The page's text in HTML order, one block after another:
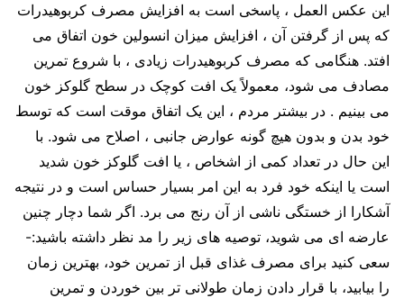
این عکس العمل ، پاسخی است به افزایش مصرف کربوهیدرات
که پس از گرفتن آن ، افزایش میزان انسولین خون اتفاق می
افتد. هنگامی که مصرف کربوهیدرات زیادی ، با شروع تمرین
مصادف می شود، معمولاً یک افت کوچک در سطح گلوکز خون
می بینیم . در بیشتر مردم ، این یک اتفاق موقت است که توسط
خود بدن و بدون هیچ گونه عوارض جانبی ، اصلاح می شود. با
این حال در تعداد کمی از اشخاص ، یا افت گلوکز خون شدید
است یا اینکه خود فرد به این امر بسیار حساس است و در نتیجه
آشکارا از خستگی ناشی از آن رنج می برد. اگر شما دچار چنین
عارضه ای می شوید، توصیه های زیر را مد نظر داشته باشید:-
سعی کنید برای مصرف غذای قبل از تمرین خود، بهترین زمان
را بیابید، با قرار دادن زمان طولانی تر بین خوردن و تمرین